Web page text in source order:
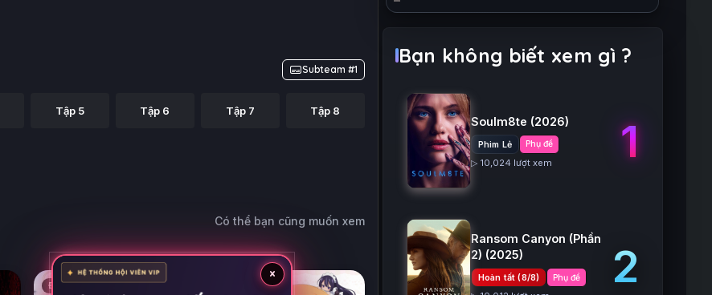
Subteam #1
Tập 5 Tập 6 Tập 7 Tập 8
Có thể bạn cũng muốn xem
Đề xuất
Bạn không biết xem gì ?
Soulm8te (2026)
Phim Lẻ Phụ đề
▷ 10,024 lượt xem 1
Ransom Canyon (Phần
2) (2025)
Hoàn tất (8/8) Phụ đề 2
×